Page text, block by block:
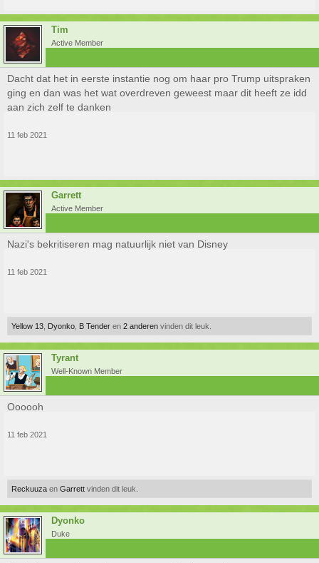
Tim
Active Member
Dacht dat het in eerste instantie nog om haar pro Trump uitspraken
ging en dan was het wat overdreven geweest maar dit heeft ze idd
aan zich zelf te danken
11 feb 2021
Garrett
Active Member
Nazi's bekritiseren mag natuurlijk niet van Disney
11 feb 2021
Yellow 13 Dyonko B Tender en 2 anderen vinden dit leuk.
Tyrant
Well-Known Member
Oooooh
11 feb 2021
Reckuuza en Garrett vinden dit leuk.
Dyonko
Duke